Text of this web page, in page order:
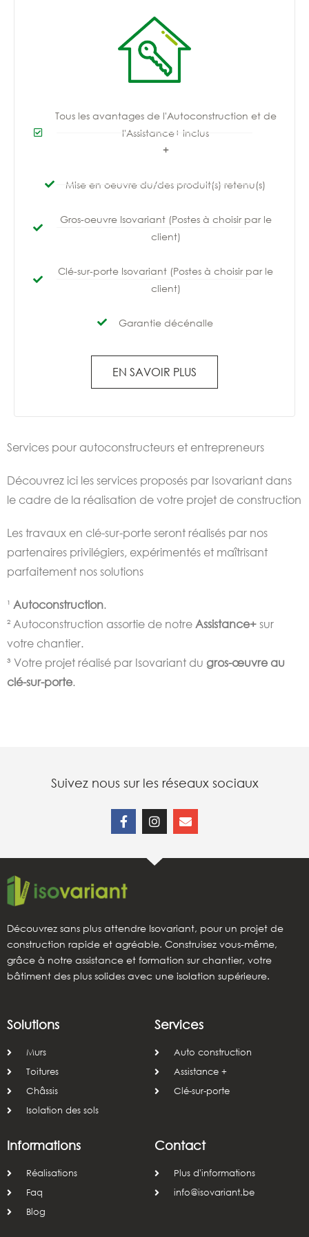
Tous les avantages de l'Autoconstruction et de
l'Assistance+ inclus
+
Mise en oeuvre du/des produit(s) retenu(s)
Gros-oeuvre Isovariant (Postes à choisir par le
client)
Clé-sur-porte Isovariant (Postes à choisir par le
client)
Garantie décénalle
EN SAVOIR PLUS
Services pour autoconstructeurs et entrepreneurs
Découvrez ici les services proposés par Isovariant dans
le cadre de la réalisation de votre projet de construction
Les travaux en clé-sur-porte seront réalisés par nos
partenaires privilégiers, expérimentés et maîtrisant
parfaitement nos solutions
¹ Autoconstruction.
² Autoconstruction assortie de notre Assistance+sur
votre chantier.
³ Votre projet réalisé par Isovariant du gros-œuvre au
clé-sur-porte.
Suivez nous sur les réseaux sociaux
Découvrez sans plus attendre Isovariant, pour un projet de
construction rapide et agréable. Construisez vous-même,
grâce à notre assistance et formation sur chantier, votre
bâtiment des plus solides avec une isolation supérieure.
Solutions
Murs
Toitures
Châssis
Isolation des sols
Services
Auto construction
Assistance +
Clé-sur-porte
Informations
Réalisations
Faq
Blog
Contact
Plus d'informations
info@isovariant.be